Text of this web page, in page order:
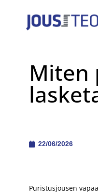
Miten
22/06/2026
Puristusjousen